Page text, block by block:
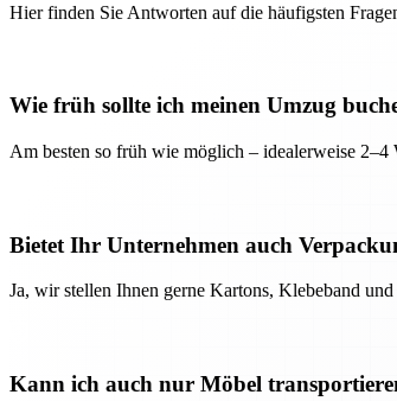
Hier finden Sie Antworten auf die häufigsten
Wie früh sollte ich meinen Umzug
Am besten so früh wie möglich – idealerweise
Bietet Ihr Unternehmen auch
Ja, wir stellen Ihnen gerne Kartons, Klebeband
Kann ich auch nur Möbel